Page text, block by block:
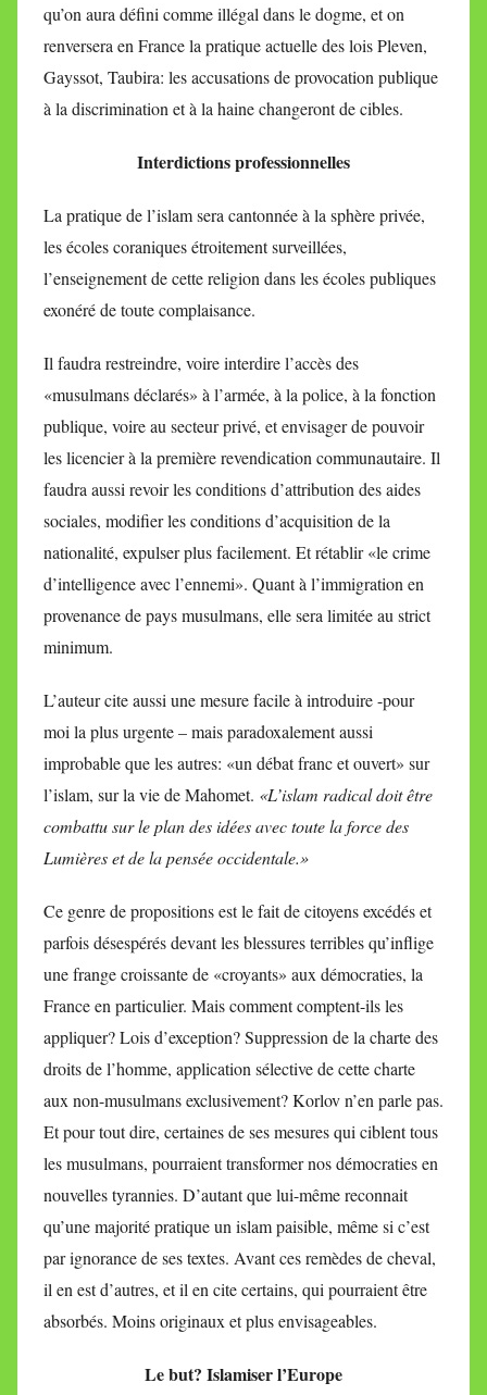
qu’on aura défini comme illégal dans le dogme, et on
renversera en Francela pratique actuelle des lois Pleven,
Gayssot, Taubira: les accusations de provocation publique
à la discrimination et à la haine changeront de cibles.
Interdictions professionnelles
La pratique de l’islam sera cantonnée à la sphère privée,
les écoles coraniques étroitement surveillées,
l’enseignement de cette religion dans les écoles publiques
exonéré de toute complaisance.
Il faudra restreindre, voire interdire l’accès des
«musulmans déclarés» à l’armée, à la police, à la fonction
publique, voire au secteur privé, et envisager de pouvoir
les licencier à la première revendication communautaire. Il
faudra aussi revoir les conditions d’attribution des aides
sociales, modifier les conditions d’acquisition de la
nationalité, expulser plus facilement. Et rétablir «le crime
d’intelligence avec l’ennemi». Quant à l’immigration en
provenance de pays musulmans, elle sera limitée au strict
minimum.
L’auteur cite aussi une mesure facile à introduire -pour
moi la plus urgente – mais paradoxalement aussi
improbable que les autres: «un débat franc et ouvert» sur
l’islam, sur la vie de Mahomet. «L’islam radical doit être
combattu sur le plan des idées avec toute la force des
Lumières et de la pensée occidentale.»
Ce genre de propositions est le fait de citoyens excédés et
parfois désespérés devant les blessures terribles qu’inflige
une frange croissante de «croyants» aux démocraties, la
France en particulier. Mais comment comptent-ils les
appliquer? Lois d’exception? Suppression de la charte des
droits de l’homme, application sélective de cette charte
aux non-musulmans exclusivement? Korlov n’en parle pas.
Et pour tout dire, certaines de ses mesures qui ciblent tous
les musulmans, pourraient transformer nos démocraties en
nouvelles tyrannies. D’autant que lui-même reconnait
qu’une majorité pratique un islam paisible, même si c’est
par ignorance de ses textes. Avant ces remèdes de cheval,
il en est d’autres, et il en cite certains, qui pourraient être
absorbés. Moins originaux et plus envisageables.
Le but? Islamiser l’Europe